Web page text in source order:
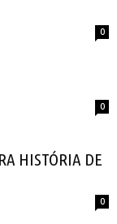
0
0
HISTÓRIA DE
0